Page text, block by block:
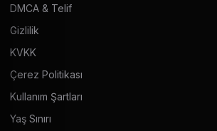
DMCA & Telif
Gizlilik
KVKK
Çerez Politikası
Kullanım Şartları
Yaş Sınırı